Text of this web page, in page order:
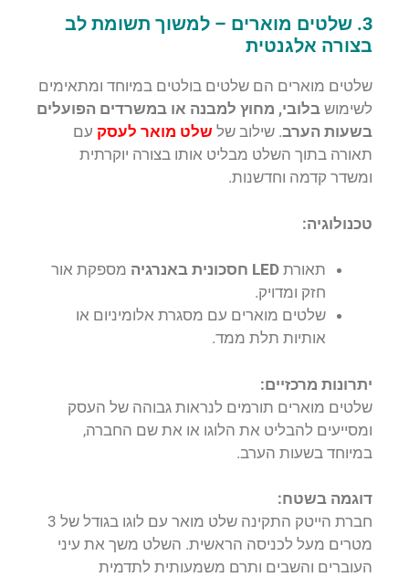
3. שלטים מוארים – למשוך תשומת לב
בצורה אלגנטית
שלטים מוארים הם שלטים בולטים במיוחד ומתאימים
לשימוש בלובי, מחוץ למבנה או במשרדים הפועלים
בשעות הערב. שילוב של שלט מואר לעסק עם
תאורה בתוך השלט מבליט אותו בצורה יוקרתית
ומשדר קדמה וחדשנות.
טכנולוגיה:
תאורת LED חסכונית באנרגיה
מספקת אור
חזק ומדויק.
שלטים מוארים עם מסגרת אלומיניום או
אותיות תלת ממד.
יתרונות מרכזיים:
שלטים מוארים תורמים לנראות גבוהה של העסק
ומסייעים להבליט את הלוגו או את שם החברה,
במיוחד בשעות הערב.
דוגמה בשטח:
חברת הייטק התקינה שלט מואר עם לוגו בגודל של 3
מטרים מעל לכניסה הראשית. השלט משך את עיני
העוברים והשבים ותרם משמעותית לתדמית